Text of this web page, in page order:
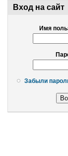
Вход на сайт
Имя
Забыли